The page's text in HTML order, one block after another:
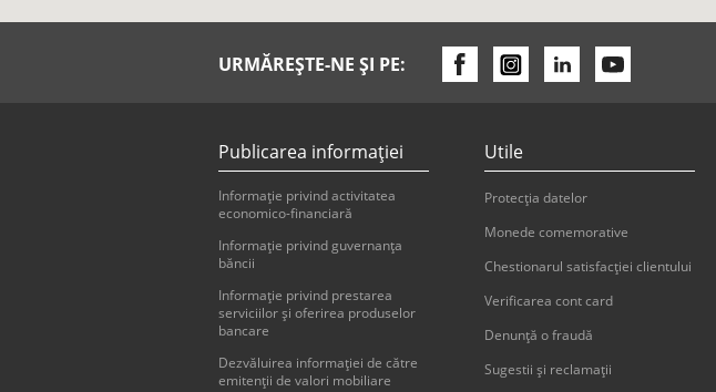
URMĂREȘTE-NE ȘI PE:
Publicarea informaţiei
Informaţie privind activitatea
economico-financiară
Informaţie privind guvernanţa
băncii
Informaţie privind prestarea
serviciilor şi oferirea produselor
bancare
Dezvăluirea informaţiei de către
emitenţii de valori mobiliare
Utile
Protecția datelor
Monede comemorative
Chestionarul satisfacției clientului
Verificarea cont card
Denunţă o fraudă
Sugestii şi reclamaţii